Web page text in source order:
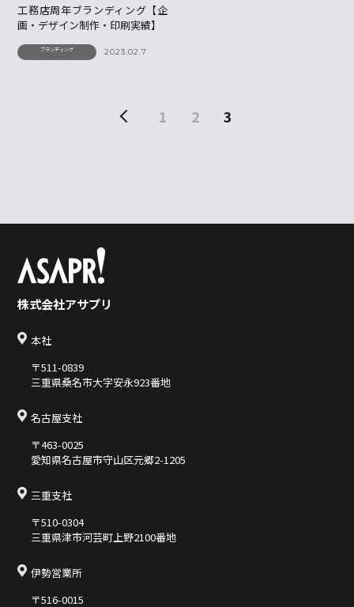
工務店周年ブランディング【企
画・デザイン制作・印刷実績】
ブランディング 2023.02.7
1 2 3
株式会社アサプリ
本社
〒511-0839
三重県桑名市大字安永923番地
名古屋支社
〒463-0025
愛知県名古屋市守山区元郷2-1205
三重支社
〒510-0304
三重県津市河芸町上野2100番地
伊勢営業所
〒516-0015